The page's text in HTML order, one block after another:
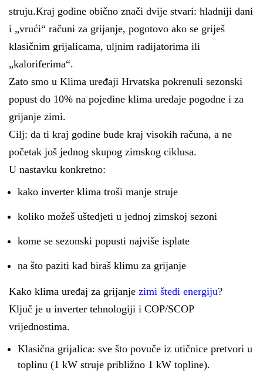
struju.Kraj godine obično znači dvije stvari: hladniji dani
i „vrući“ računi za grijanje, pogotovo ako se griješ
klasičnim grijalicama, uljnim radijatorima ili
„kaloriferima“.
Zato smo u Klima uređaji Hrvatska pokrenuli sezonski
popust do 10% na pojedine klima uređaje pogodne i za
grijanje zimi.
Cilj: da ti kraj godine bude kraj visokih računa, a ne
početak još jednog skupog zimskog ciklusa.
U nastavku konkretno:
kako inverter klima troši manje struje
koliko možeš uštedjeti u jednoj zimskoj sezoni
kome se sezonski popusti najviše isplate
na što paziti kad biraš klimu za grijanje
Kako klima uređaj za grijanje zimi štedi energiju?
Ključ je u inverter tehnologiji i COP/SCOP
vrijednostima.
Klasična grijalica: sve što povuče iz utičnice pretvori u
toplinu (1 kW struje približno 1 kW topline).